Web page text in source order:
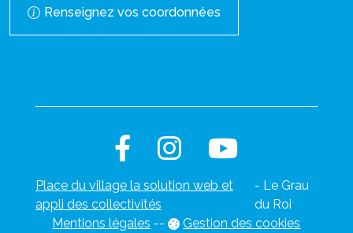
Renseignez vos coordonnées
Place du village la solution web et
appli des collectivités
- Le Grau
du Roi
Mentions légales -- Gestion des cookies